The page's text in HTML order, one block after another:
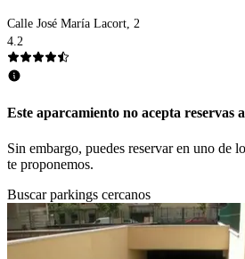
Calle José María Lacort, 2
4.2
Este aparcamiento no acepta reservas
Sin embargo, puedes reservar en uno de
te proponemos.
Buscar parkings cercanos